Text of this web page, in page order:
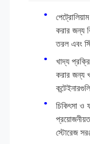
করার জন্য
তরল এবং
খাদ্য
করার জন্য
চিকিৎসা ও
স্টোরেজ